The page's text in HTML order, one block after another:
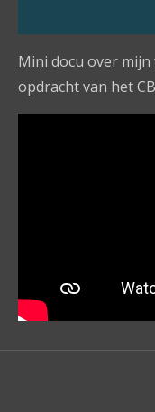
Mini docu over
opdracht van het